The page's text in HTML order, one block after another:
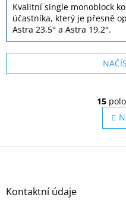
z
5
hvězdiček.
Kvalitní single monoblock
účastníka, který je přesně
Astra 23,5° a Astra 19,2°.
15
Z
Kontaktní údaje